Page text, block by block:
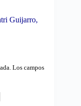
Guijarro,
Los campos